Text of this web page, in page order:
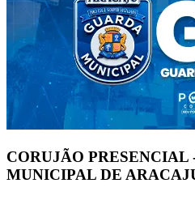
CORUJÃO PRESENCIAL
MUNICIPAL DE